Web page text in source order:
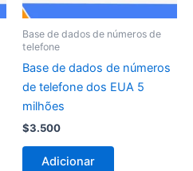
Base de dados de números de
telefone
Base de dados de números
de telefone dos EUA 5
milhões
$3.500
Adicionar